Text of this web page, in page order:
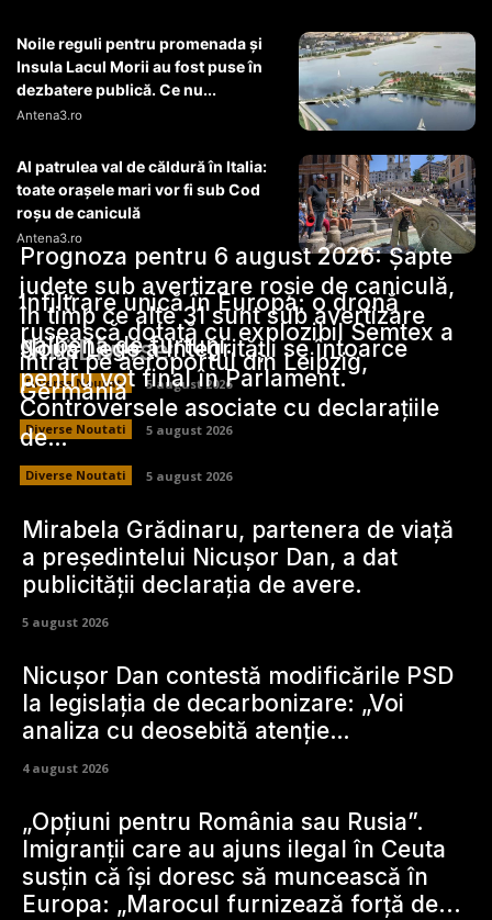
Noile reguli pentru promenada și
Insula Lacul Morii au fost puse în
dezbatere publică. Ce nu...
Antena3.ro
Al patrulea val de căldură în Italia:
toate orașele mari vor fi sub Cod
roșu de caniculă
Antena3.ro
Stiri Diverse:
Prognoza pentru 6 august 2026: Șapte
județe sub avertizare roșie de caniculă,
în timp ce alte 31 sunt sub avertizare
galbenă de furtuni.
Diverse Noutati 5 august 2026
Infiltrare unică în Europa: o dronă
rusească dotată cu explozibil Semtex a
intrat pe aeroportul din Leipzig,
Germania
Diverse Noutati 5 august 2026
Noua Lege a Integrității se întoarce
pentru vot final în Parlament.
Controversele asociate cu declarațiile
de…
Diverse Noutati 5 august 2026
Mirabela Grădinaru, partenera de viață
a președintelui Nicușor Dan, a dat
publicității declarația de avere.
5 august 2026
Nicușor Dan contestă modificările PSD
la legislația de decarbonizare: „Voi
analiza cu deosebită atenție…
4 august 2026
„Opțiuni pentru România sau Rusia”.
Imigranții care au ajuns ilegal în Ceuta
susțin că își doresc să muncească în
Europa: „Marocul furnizează forță de...